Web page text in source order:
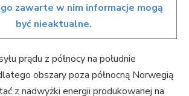
zawarte w nim informacje mogą
być nieaktualne.
prądu z północy na południe
obszary poza północną Norwegią
z nadwyżki energii produkowanej na